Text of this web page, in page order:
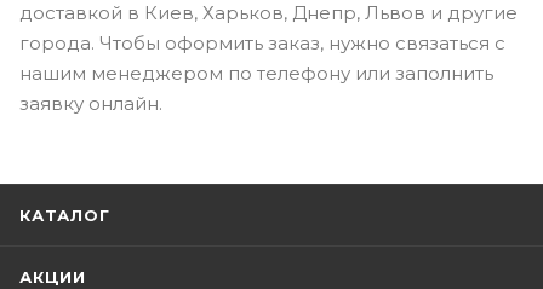
доставкой в Киев, Харьков, Днепр, Львов и другие
города. Чтобы оформить заказ, нужно связаться с
нашим менеджером по телефону или заполнить
заявку онлайн.
КАТАЛОГ
АКЦИИ